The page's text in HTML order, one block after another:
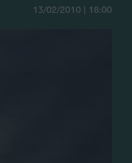
13/02/2010 | 18:00